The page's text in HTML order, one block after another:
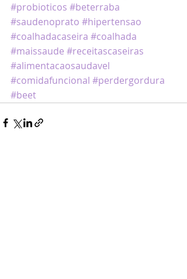
#probioticos #beterraba
#saudenoprato #hipertensao
#coalhadacaseira #coalhada
#maissaude #receitascaseiras
#alimentacaosaudavel
#comidafuncional #perdergordura
#beet